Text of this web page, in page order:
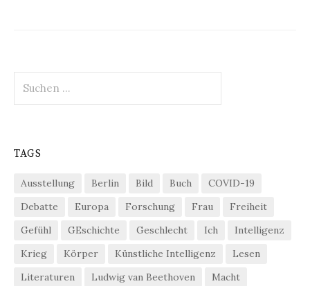
nach:
TAGS
Ausstellung Berlin Bild Buch
COVID-19
Debatte
Europa Forschung Frau
Freiheit
Gefühl
GEschichte Geschlecht Ich
Intelligenz
Krieg
Körper Künstliche Intelligenz
Lesen
Literaturen
Ludwig van Beethoven
Macht